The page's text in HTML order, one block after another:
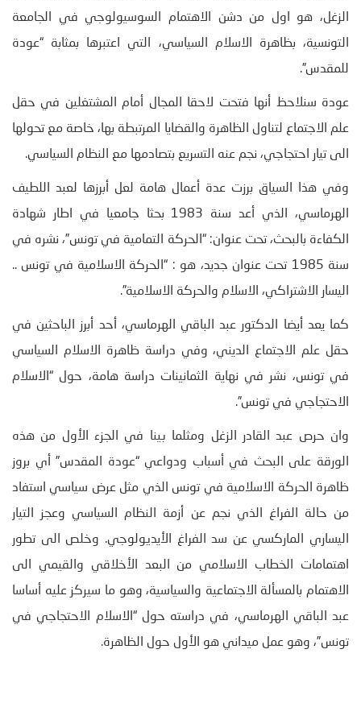
الزغل، هو اول من دشن الاهتمام السوسيولوجي في الجامعة
التونسية، بظاهرة الاسلام السياسي، التي اعتبرها بمثابة “عودة
للمقدس”.
عودة سنلاحظ أنها فتحت لاحقا المجال أمام المشتغلين في حقل
علم الاجتماع لتناول الظاهرة والقضايا المرتبطة بها، خاصة مع تحولها
الى تيار احتجاجي، نجم عنه التسريع بتصادمها مع النظام السياسي.
وفي هذا السياق برزت عدة أعمال هامة لعل أبرزها لعبد اللطيف
الهرماسي، الذي أعد سنة 1983 بحثا جامعيا في اطار شهادة
الكفاءة بالبحث، تحت عنوان: “الحركة التمامية في تونس”، نشره في
سنة 1985 تحت عنوان جديد، هو : “الحركة الاسلامية في تونس ..
اليسار الاشتراكي، الاسلام والحركة الاسلامية”.
كما يعد أيضا الدكتور عبد الباقي الهرماسي، أحد أبرز الباحثين في
حقل علم الاجتماع الديني، وفي دراسة ظاهرة الاسلام السياسي
في تونس، نشر في نهاية الثمانينات دراسة هامة، حول “الاسلام
الاحتجاجي في تونس”.
وان حرص عبد القادر الزغل ومثلما بينا في الجزء الأول من هذه
الورقة على البحث في أسباب ودواعي “عودة المقدس” أي بروز
ظاهرة الحركة الاسلامية في تونس الذي مثل عرض سياسي استفاد
من حالة الفراغ الذي نجم عن أزمة النظام السياسي وعجز التيار
اليساري الماركسي عن سد الفراغ الأيديولوجي. وخلص الى تطور
اهتمامات الخطاب الاسلامي من البعد الأخلاقي والقيمي الى
الاهتمام بالمسألة الاجتماعية والسياسية، وهو ما سيركز عليه أساسا
عبد الباقي الهرماسي، في دراسته حول “الاسلام الاحتجاجي في
تونس”، وهو عمل ميداني هو الأول حول الظاهرة.